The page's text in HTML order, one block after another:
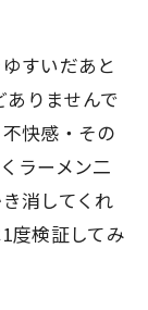
すいだあと
りませんで
快感・その
ラーメン二
消してくれ
度検証してみ